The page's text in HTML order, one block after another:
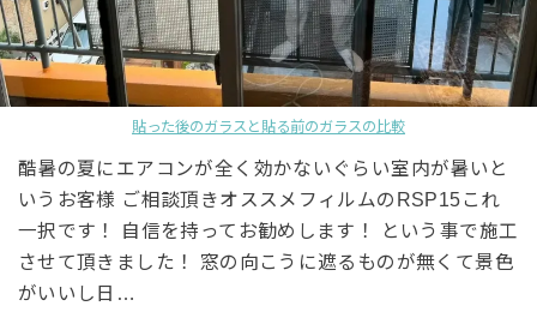
貼った後のガラスと貼る前のガラスの比較
酷暑の夏にエアコンが全く効かないぐらい室内が暑いと
いうお客様 ご相談頂きオススメフィルムのRSP15これ
一択です！ 自信を持ってお勧めします！ という事で施工
させて頂きました！ 窓の向こうに遮るものが無くて景色
がいいし日…